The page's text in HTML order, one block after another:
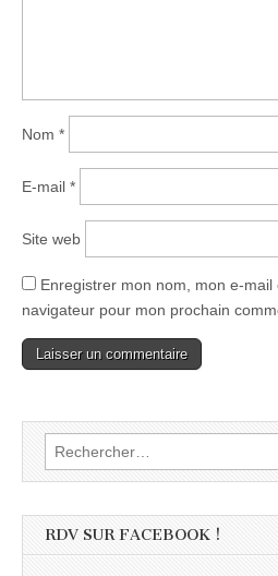
Nom *
E-mail *
Site web
Enregistrer mon nom, mon e-mail
navigateur pour mon prochain
Rechercher :
RDV SUR FACEBOOK !